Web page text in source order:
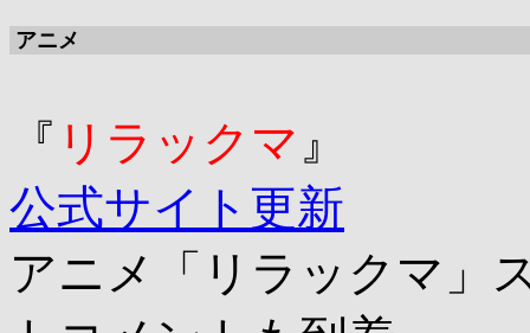
アニメ
『 リラックマ』
公式サイト更新
アニメ「リラックマ」